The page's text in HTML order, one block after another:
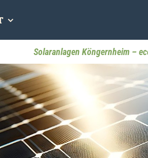
Solaranlagen Köngernheim –